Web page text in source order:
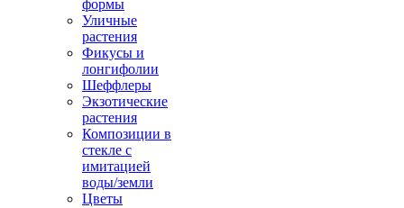
формы
Уличные
растения
Фикусы и
лонгифолии
Шеффлеры
Экзотические
растения
Композиции в
стекле с
имитацией
воды/земли
Цветы